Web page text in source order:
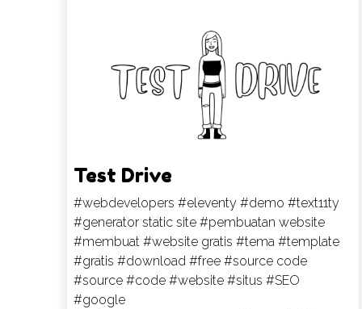
Test Drive
#webdevelopers #eleventy #demo #text11ty
#generator static site #pembuatan website
#membuat #website gratis #tema #template
#gratis #download #free #source code
#source #code #website #situs #SEO
#google